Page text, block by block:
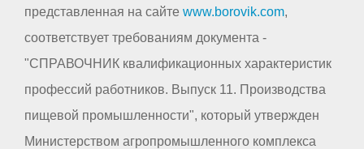
представленная на сайте www.borovik.com,
соответствует требованиям документа -
"СПРАВОЧНИК квалификационных характеристик
профессий работников. Выпуск 11. Производства
пищевой промышленности", который утвержден
Министерством агропромышленного комплекса